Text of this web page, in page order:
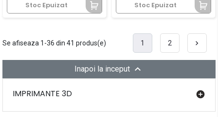
IMPRIMANTE 3D add_circle
Stoc Epuizat Stoc Epuizat
Se afiseaza 1-36 din 41 produs(e) 1 2 
Inapoi la inceput 